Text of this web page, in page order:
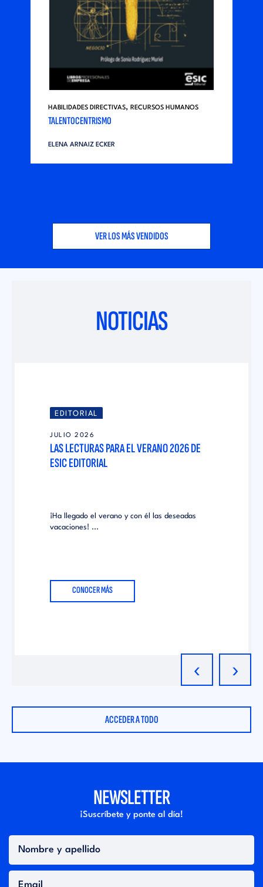
HABILIDADES DIRECTIVAS, RECURSOS HUMANOS
TALENTOCENTRISMO
ELENA ARNAIZ ECKER
VER LOS MÁS VENDIDOS
NOTICIAS
EDITORIAL
JULIO 2026
LAS LECTURAS PARA EL VERANO 2026 DE
ESIC EDITORIAL
¡Ha llegado el verano y con él las deseadas
vacaciones! ...
CONOCER MÁS
‹ ›
ACCEDER A TODO
NEWSLETTER
¡Suscríbete y ponte al día!
Nombre
y